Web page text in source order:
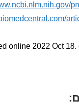
online 2022 Oct 18.